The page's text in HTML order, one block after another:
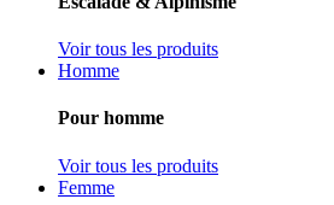
Voir tous les produits
Homme
Pour homme
Voir tous les produits
Femme